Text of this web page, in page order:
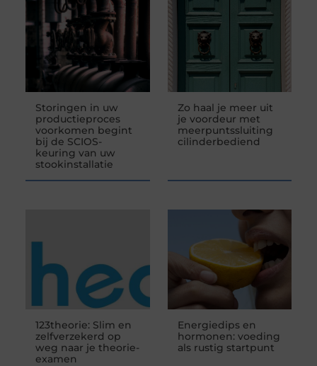
Storingen in uw
productieproces
voorkomen begint
bij de SCIOS-
keuring van uw
stookinstallatie
Zo haal je meer uit
je voordeur met
meerpuntssluiting
cilinderbediend
123theorie: Slim en
zelfverzekerd op
weg naar je theorie-
examen
Energiedips en
hormonen: voeding
als rustig startpunt